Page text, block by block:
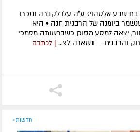
שבע אלטהויז ע״ה עלו לקברה ונזכרו
ביומנה של הרבנית חנה • היא
יצאה למסע מסוכן כשברשותה מסמכי
והרבנית — ונשארה לצ...
| לכתבה
חדשות »